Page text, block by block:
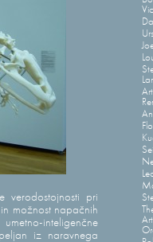
verodostojnosti pri
možnost napačnih
inteligenčne
iz naravnega